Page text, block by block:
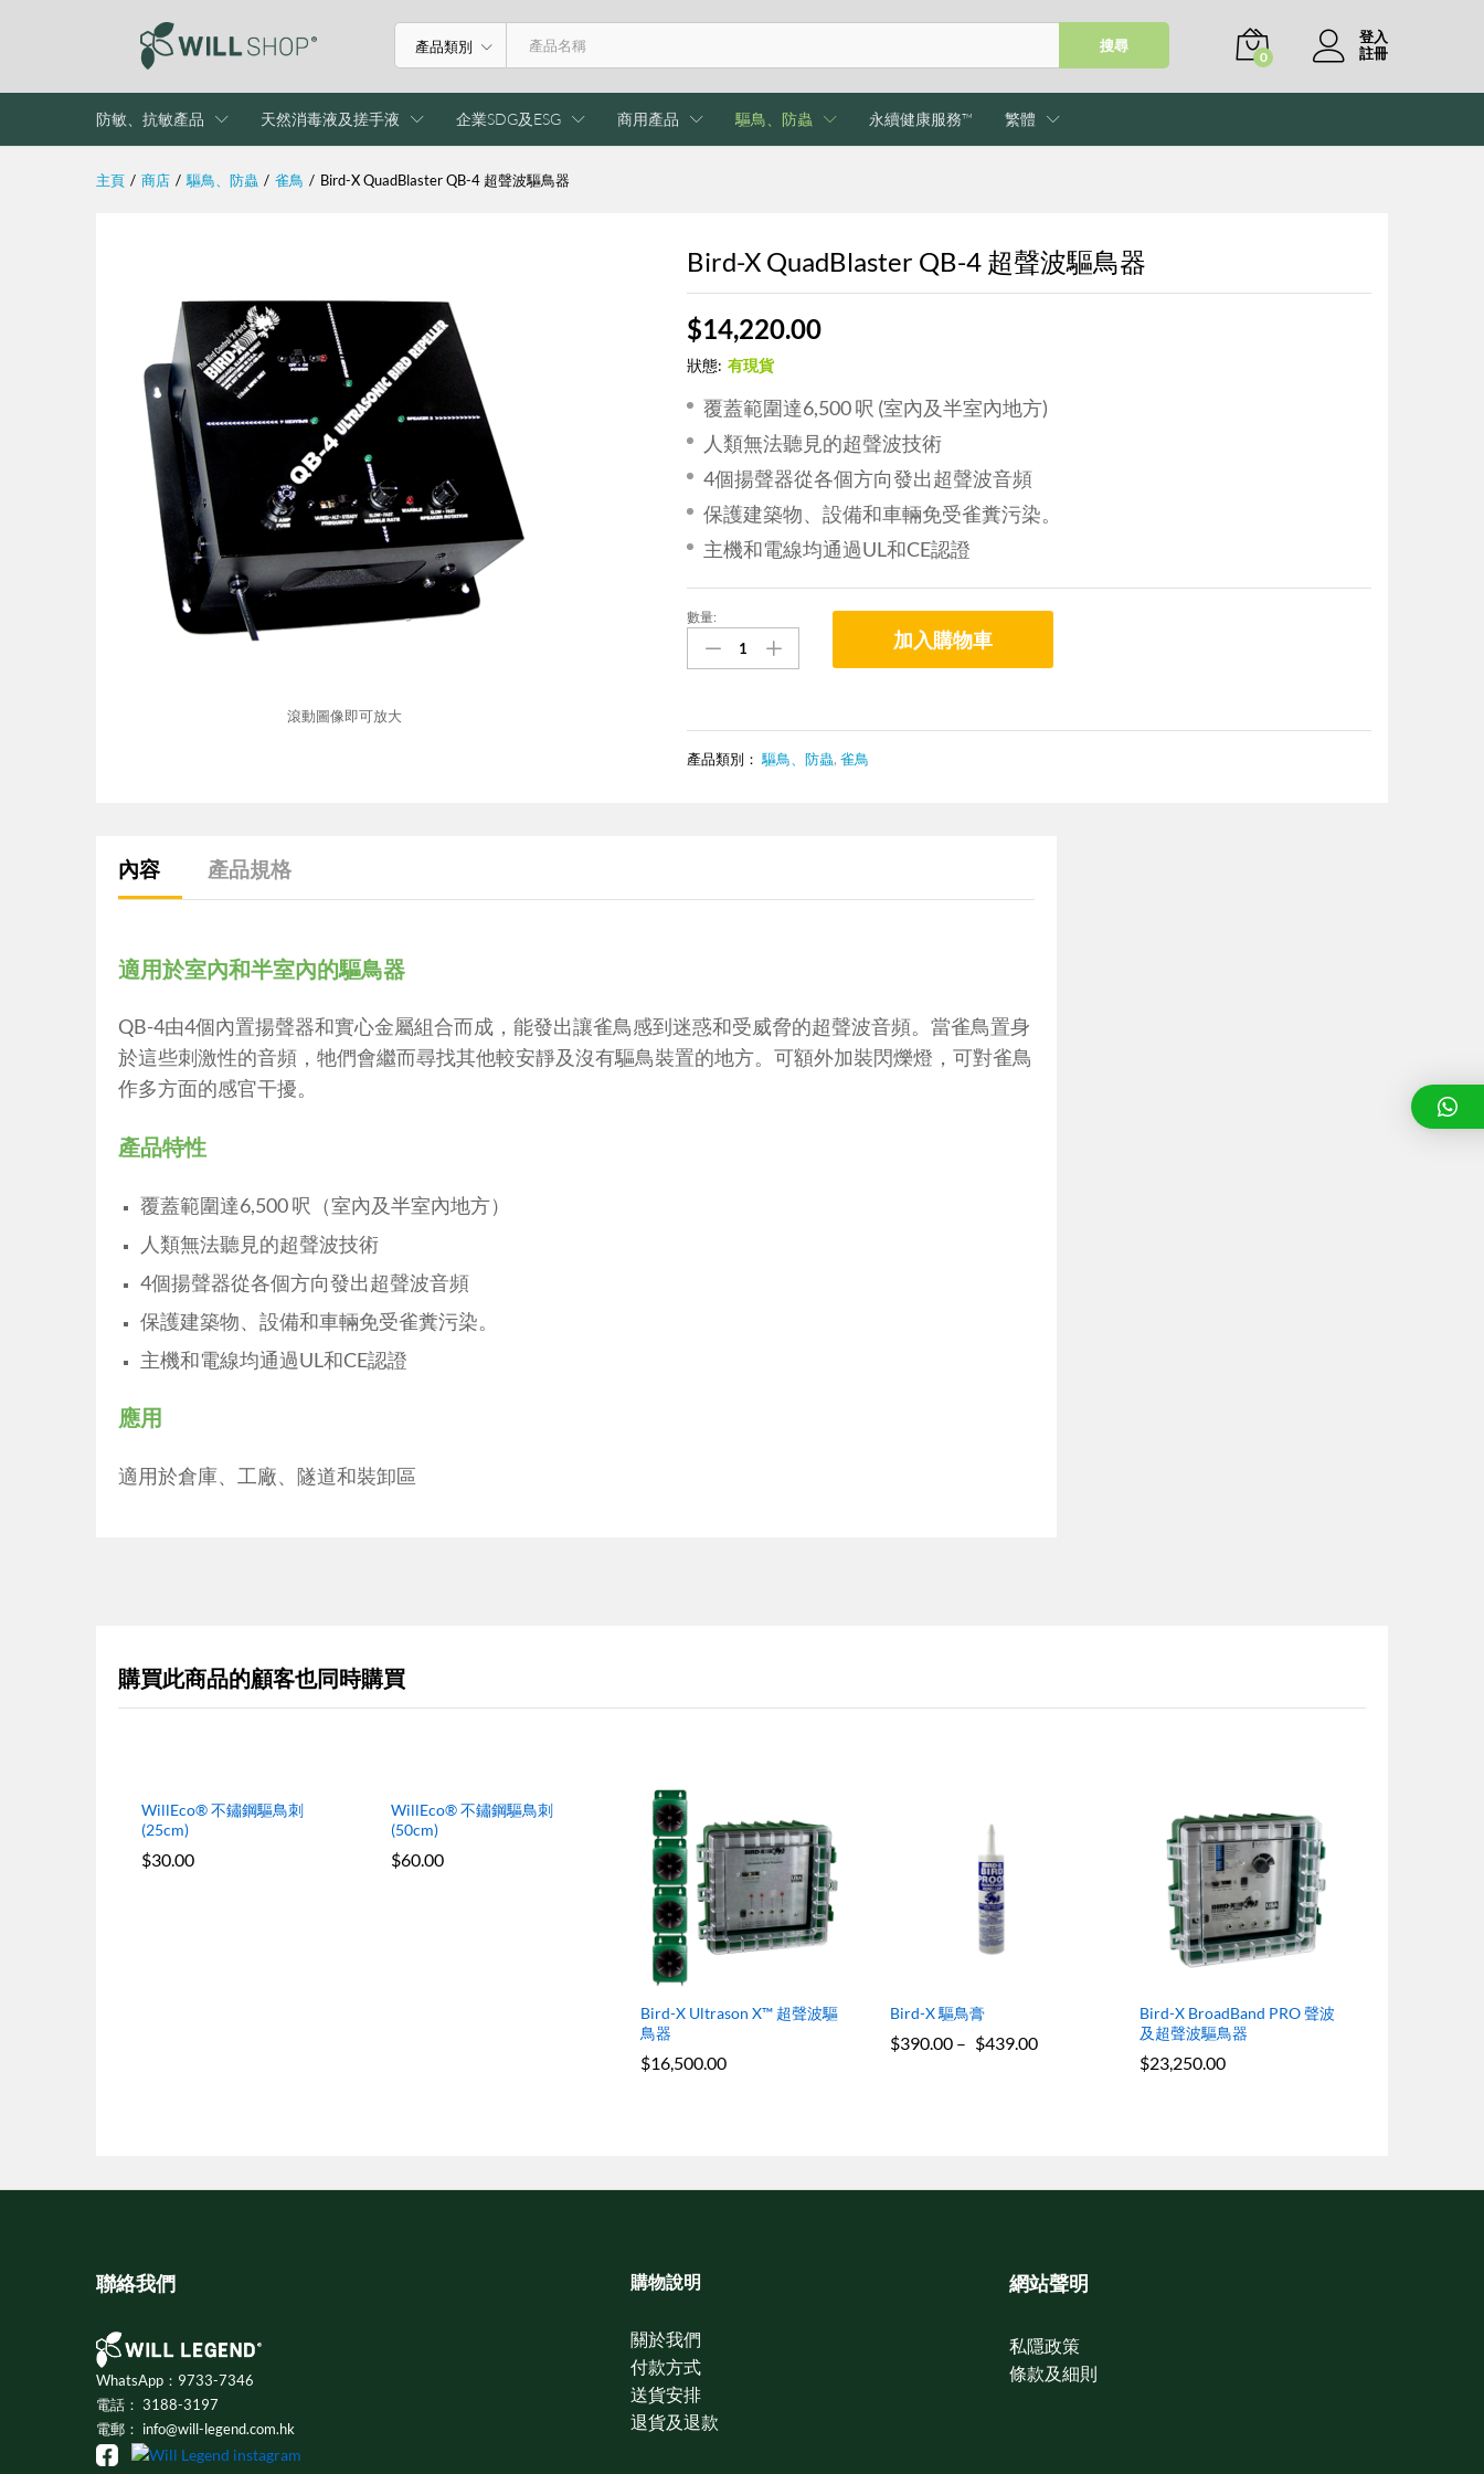
產品類別 搜尋
0
登入
註冊
防敏、抗敏產品 天然消毒液及搓手液 企業SDG及ESG 商用產品 驅鳥、防蟲 永續健康服務™ 繁體
主頁 / 商店 / 驅鳥、防蟲 / 雀鳥 / Bird-X QuadBlaster QB-4 超聲波驅鳥器
滾動圖像即可放大
Bird-X QuadBlaster QB-4 超聲波驅鳥器
$14,220.00
狀態: 有現貨
覆蓋範圍達6,500 呎 (室內及半室內地方)
人類無法聽見的超聲波技術
4個揚聲器從各個方向發出超聲波音頻
保護建築物、設備和車輛免受雀糞污染。
主機和電線均通過UL和CE認證
Bird-
QuadBlaster
超
聲
數量:
加入購物車
產品類別：驅鳥、防蟲,雀鳥
內容 產品規格
適用於室內和半室內的驅鳥器
QB-4由4個內置揚聲器和實心金屬組合而成，能發出讓雀鳥感到迷惑和受威脅的超聲波音頻。當雀鳥置身
於這些刺激性的音頻，牠們會繼而尋找其他較安靜及沒有驅鳥裝置的地方。可額外加裝閃爍燈，可對雀鳥
作多方面的感官干擾。
產品特性
覆蓋範圍達6,500 呎（室內及半室內地方）
人類無法聽見的超聲波技術
4個揚聲器從各個方向發出超聲波音頻
保護建築物、設備和車輛免受雀糞污染。
主機和電線均通過UL和CE認證
應用
適用於倉庫、工廠、隧道和裝卸區
購買此商品的顧客也同時購買
WillEco® 不鏽鋼驅鳥刺
(25cm)
$30.00
WillEco® 不鏽鋼驅鳥刺
(50cm)
$60.00
Bird-X Ultrason X™ 超聲波驅
鳥器
$16,500.00
Bird-X 驅鳥膏
$390.00 – $439.00
Bird-X BroadBand PRO 聲波
及超聲波驅鳥器
$23,250.00
聯絡我們
WhatsApp：9733-7346
電話： 3188-3197
電郵： info@will-legend.com.hk
購物說明
關於我們
付款方式
送貨安排
退貨及退款
網站聲明
私隱政策
條款及細則